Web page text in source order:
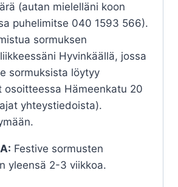
(autan mielelläni koon
puhelimitse 040 1593 566).
sormuksen
Hyvinkäällä, jossa
sormuksista löytyy
osoitteessa Hämeenkatu 20
yhteystiedoista).
Festive sormusten
yleensä 2-3 viikkoa.